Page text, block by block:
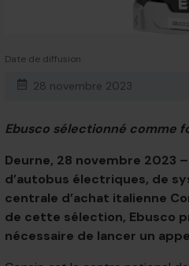
Date de diffusion
28 novembre 2023
Ebusco sélectionné comme
Deurne, 28 novembre 2023
d’autobus électriques, de
centrale d’achat italienne
de cette sélection, Ebusco
nécessaire de lancer un